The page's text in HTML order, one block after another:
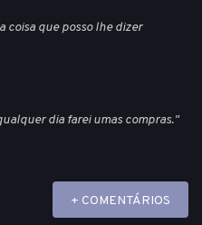
coisa que posso lhe dizer
dia farei umas compras."
+ COMENTÁRIOS